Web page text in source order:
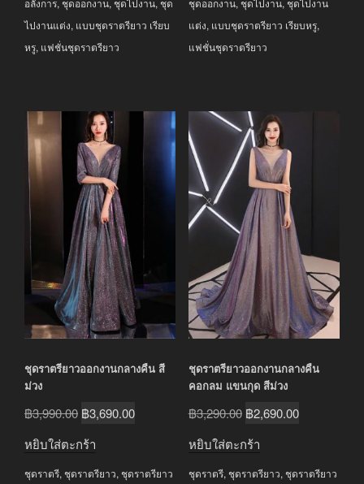
ไปงานแต่ง, แบบชุดราตรียาว เรียบ
หรู, แฟชั่นชุดราตรียาว
แต่ง, แบบชุดราตรียาว เรียบหรู,
แฟชั่นชุดราตรียาว
ชุดราตรียาวออกงานกลางคืน สี
ม่วง
฿3,990.00 Original
฿3,990.00.
฿3,690.00Current
฿3,690.00.
หยิบใส่ตะกร้า
ชุดราตรี, ชุดราตรียาว, ชุดราตรียาว
ชุดราตรียาวออกงานกลางคืน
คอกลม แขนกุด สีม่วง
฿3,290.00 Original
฿3,290.00.
฿2,690.00Current
฿2,690.00.
หยิบใส่ตะกร้า
ชุดราตรี, ชุดราตรียาว, ชุดราตรียาว